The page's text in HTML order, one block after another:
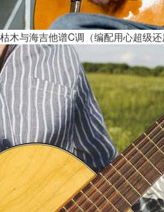
枯木与海吉他谱C调（编配用心超级